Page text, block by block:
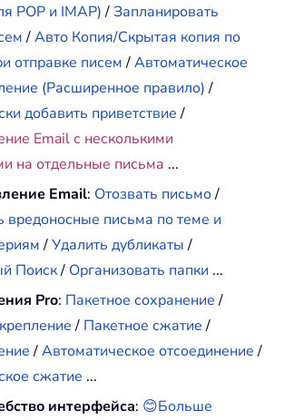
POP и IMAP)/Запланировать
/Авто Копия/Скрытая копия по
отправке писем/Автоматическое
(Расширенное правило)/
добавить приветствие/
Email с несколькими
на отдельные письма ...
Email: Отозвать письмо/
вредоносные письма по теме и
/Удалить дубликаты/
Поиск/ Организовать папки ...
Pro: Пакетное сохранение/
/ Пакетное сжатие/
/Автоматическое отсоединение/
сжатие ...
интерфейса: 😊Больше